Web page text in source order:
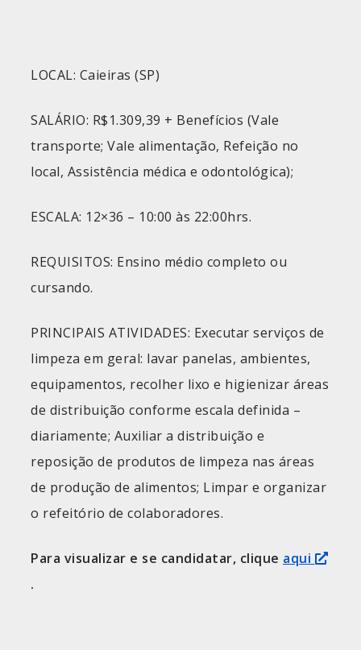
LOCAL: Caieiras (SP)
SALÁRIO: R$1.309,39 + Benefícios (Vale
transporte; Vale alimentação, Refeição no
local, Assistência médica e odontológica);
ESCALA: 12×36 – 10:00 às 22:00hrs.
REQUISITOS: Ensino médio completo ou
cursando.
PRINCIPAIS ATIVIDADES: Executar serviços de
limpeza em geral: lavar panelas, ambientes,
equipamentos, recolher lixo e higienizar áreas
de distribuição conforme escala definida –
diariamente; Auxiliar a distribuição e
reposição de produtos de limpeza nas áreas
de produção de alimentos; Limpar e organizar
o refeitório de colaboradores.
Para visualizar e se candidatar, clique aqui
.